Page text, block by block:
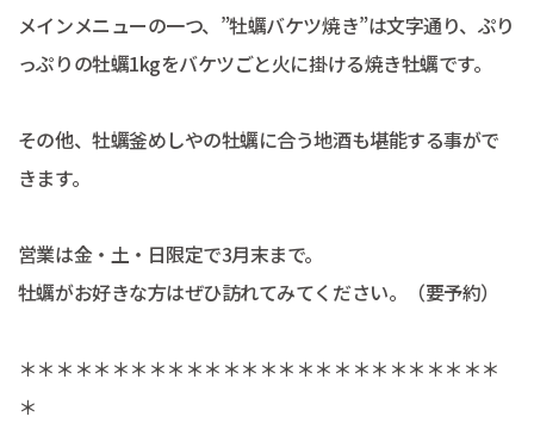
メインメニューの一つ、”牡蠣バケツ焼き”は文字通り、ぷり
っぷりの牡蠣1kgをバケツごと火に掛ける焼き牡蠣です。
その他、牡蠣釜めしやの牡蠣に合う地酒も堪能する事がで
きます。
営業は金・土・日限定で3月末まで。
牡蠣がお好きな方はぜひ訪れてみてください。（要予約）
＊＊＊＊＊＊＊＊＊＊＊＊＊＊＊＊＊＊＊＊＊＊＊＊＊＊
＊